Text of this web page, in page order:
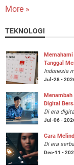
More »
TEKNOLOGI
Tanggal
Indonesia
Jul-28 -
Digital
Di era
Jul-06 -
Cara
Di era
Dec-11 -